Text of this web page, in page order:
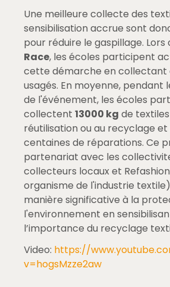
Une meilleure collecte des
sensibilisation accrue sont
pour réduire le gaspillage. Lors
Race, les écoles participent
cette démarche en collectant
usagés. En moyenne, pendant
de l'événement, les écoles
collectent 13000 kg de
réutilisation ou au recyclage
centaines de réparations. Ce
partenariat avec les
collecteurs locaux et
organisme de l'industrie
manière significative à la
l'environnement en
l’importance du recyclage
Video: https://
v=hogsMzze2aw